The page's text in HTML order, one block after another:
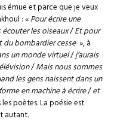
émue et parce que je veux
: «Pour écrire une
les oiseaux/Et pour
bombardier cesse », à
un monde virtuel/j’aurais
/Mais nous sommes
les gens naissent dans un
en machine à écrire/et
poètes. La poésie est
autant.